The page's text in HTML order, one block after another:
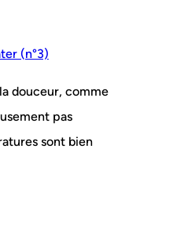
douceur, comme
pas
sont bien